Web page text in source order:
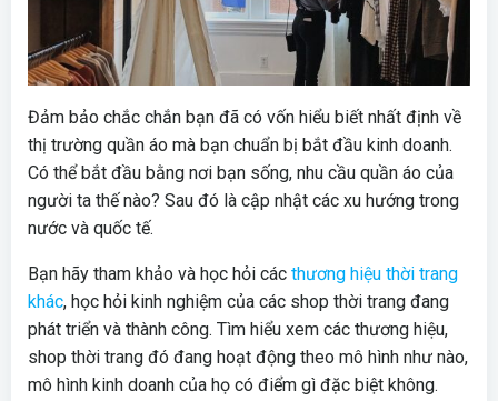
Đảm bảo chắc chắn bạn đã có vốn hiểu biết nhất định về
thị trường quần áo mà bạn chuẩn bị bắt đầu kinh doanh.
Có thể bắt đầu bằng nơi bạn sống, nhu cầu quần áo của
người ta thế nào? Sau đó là cập nhật các xu hướng trong
nước và quốc tế.
Bạn hãy tham khảo và học hỏi các thương hiệu thời trang
khác, học hỏi kinh nghiệm của các shop thời trang đang
phát triển và thành công. Tìm hiểu xem các thương hiệu,
shop thời trang đó đang hoạt động theo mô hình như nào,
mô hình kinh doanh của họ có điểm gì đặc biệt không.